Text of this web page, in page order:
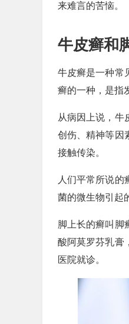
来难言的苦恼。
牛皮癣和
牛皮癣是一种常
癣的一种，是指
从病因上说，牛
创伤、精神等因
接触传染。
人们平常所说
菌的微生物引起
脚上长的癣叫脚
酸阿莫罗芬乳膏
医院就诊。